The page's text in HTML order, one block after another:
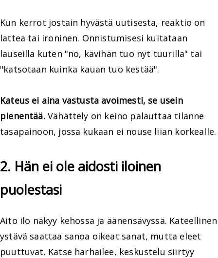
Kun kerrot jostain hyvästä uutisesta, reaktio on
lattea tai ironinen. Onnistumisesi kuitataan
lauseilla kuten "no, kävihän tuo nyt tuurilla" tai
"katsotaan kuinka kauan tuo kestää".
Kateus ei aina vastusta avoimesti, se usein
pienentää.Vähättely on keino palauttaa tilanne
tasapainoon, jossa kukaan ei nouse liian korkealle.
2. Hän ei ole aidosti iloinen
puolestasi
Aito ilo näkyy kehossa ja äänensävyssä. Kateellinen
ystävä saattaa sanoa oikeat sanat, mutta eleet
puuttuvat. Katse harhailee, keskustelu siirtyy